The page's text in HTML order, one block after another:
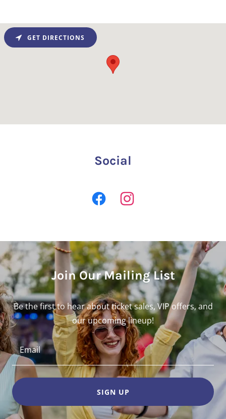
GET DIRECTIONS
Social
Join Our Mailing List
Be the first to hear about ticket sales, VIP offers, and
our upcoming lineup!
Email
SIGN UP